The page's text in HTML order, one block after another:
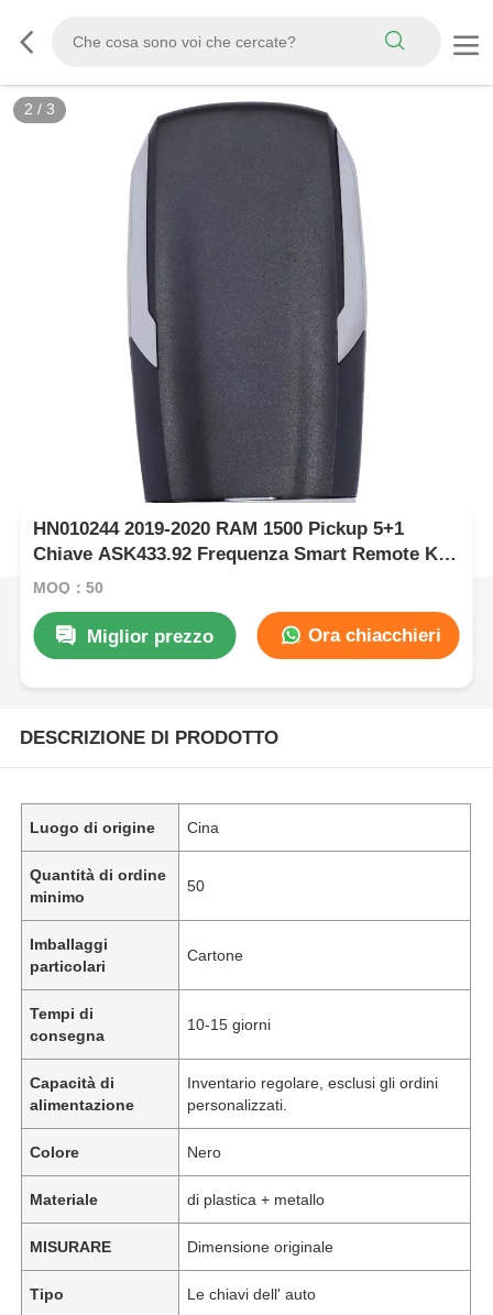
2 / 3
HN010244 2019-2020 RAM 1500 Pickup 5+1
Chiave ASK433.92 Frequenza Smart Remote Key
/ PCF7939M / HITAG AES / CHIP 4A / FCC ID:
MOQ：50
Miglior prezzo Ora chiacchieri
DESCRIZIONE DI PRODOTTO
Luogo di origine Cina
Quantità di ordine
minimo
50
Imballaggi
particolari
Cartone
Tempi di
consegna
10-15 giorni
Capacità di
alimentazione
Inventario regolare, esclusi gli ordini
personalizzati.
Colore Nero
Materiale di plastica + metallo
MISURARE Dimensione originale
Tipo Le chiavi dell' auto